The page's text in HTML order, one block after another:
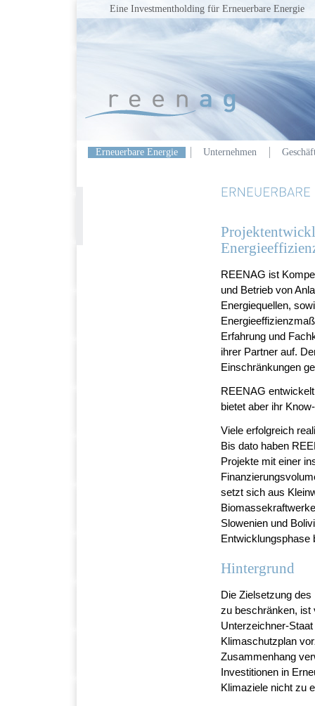
Eine Investmentholding für Erneuerbare Energie
Erneuerbare Energie Unternehmen
REENAG ist
und Betrieb von
Energiequellen,
Erfahrung und
ihrer Partner auf.
Einschränkungen
REENAG
bietet aber ihr
Viele erfolgreich
Bis dato haben
Projekte mit einer
setzt sich aus
Slowenien und
Entwicklungsphase
Hintergrund
Die Zielsetzung
zu beschränken, ist
Unterzeichner-
Klimaschutzplan
Zusammenhang
Investitionen in
Klimaziele nicht zu